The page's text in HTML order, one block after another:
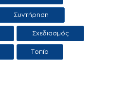
κατασκευής
πισίνας
Συντήρηση
πισίνας
Σχεδιασμός
τοπίου
Τοπίο